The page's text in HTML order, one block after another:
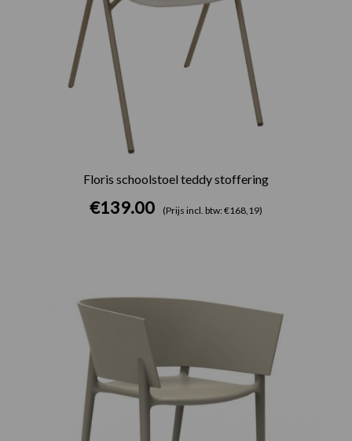
Floris schoolstoel teddy stoffering
€139.00 (Prijs incl. btw: €168,19)